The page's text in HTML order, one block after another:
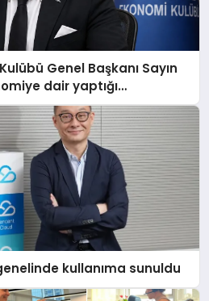
Genel Başkanı Sayın
dair yaptığı
kullanıma sunuldu